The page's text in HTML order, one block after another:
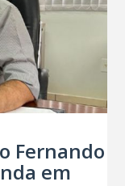
Fernando
em